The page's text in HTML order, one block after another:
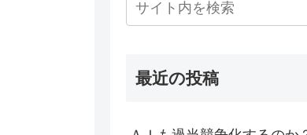
最近の投稿